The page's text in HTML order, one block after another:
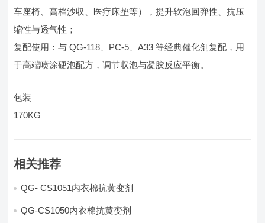
车座椅、高档沙収、医疗床垫等），提升软泡回弹性、抗压
缩性与透气性；
复配使用：与 QG-118、PC-5、A33 等经典催化剂复配，用
于高端喷涂硬泡配方，调节収泡与凝胶反应平衡。
包装
170KG
相关推荐
QG- CS1051内衣棉抗黄变剂
QG-CS1050内衣棉抗黄变剂